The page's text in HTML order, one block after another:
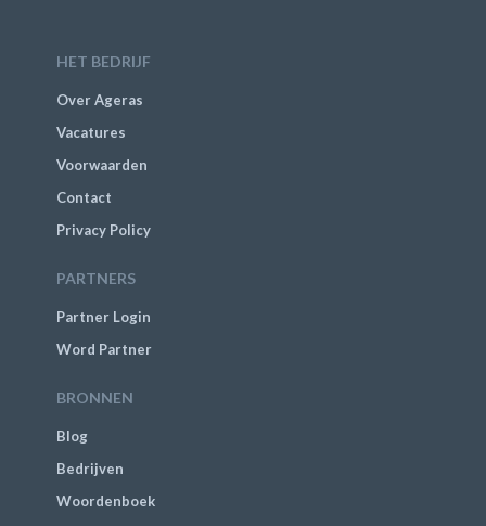
HET BEDRIJF
Over Ageras
Vacatures
Voorwaarden
Contact
Privacy Policy
PARTNERS
Partner Login
Word Partner
BRONNEN
Blog
Bedrijven
Woordenboek